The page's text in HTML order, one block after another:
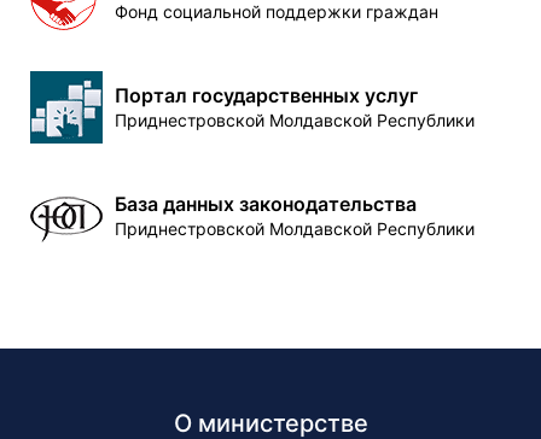
Фонд социальной поддержки граждан
Портал государственных услуг
Приднестровской Молдавской Республики
База данных законодательства
Приднестровской Молдавской Республики
О министерстве